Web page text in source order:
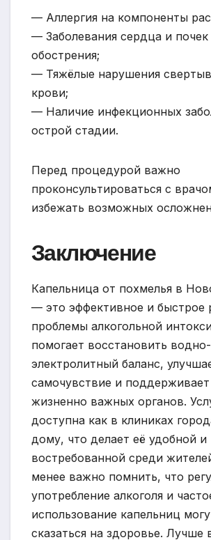
— Аллергия на компоненты
— Заболевания сердца и
обострения;
— Тяжёлые нарушения
крови;
— Наличие инфекционных
острой стадии.
Перед процедурой важно
проконсультироваться с
избежать возможных
Заключение
Капельница от похмелья в
— это эффективное и быстрое
проблемы алкогольной
помогает восстановить водно-
электролитный баланс,
самочувствие и
жизненно важных органов.
доступна как в клиниках
дому, что делает её удобной и
востребованной среди
менее важно помнить, что
употребление алкоголя и
использование капельниц
сказаться на здоровье. Лучше